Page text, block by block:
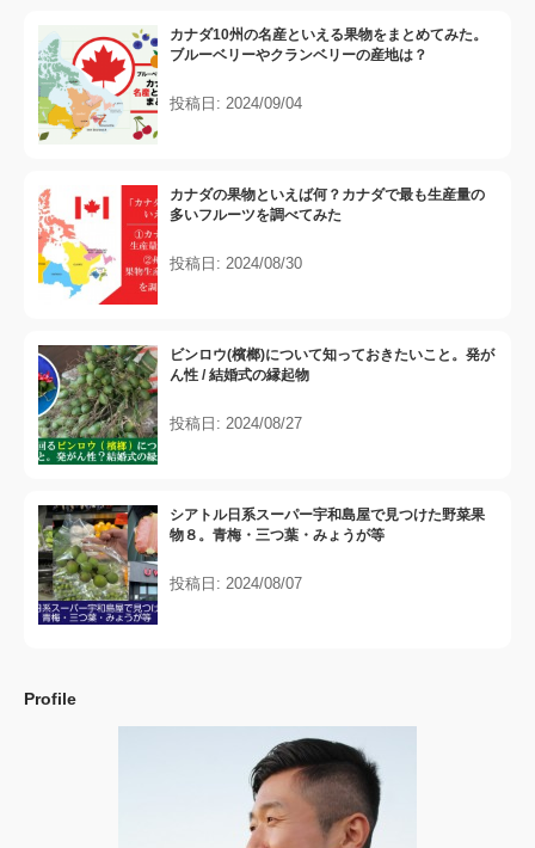
カナダ10州の名産といえる果物をまとめてみた。
ブルーベリーやクランベリーの産地は？
投稿日: 2024/09/04
カナダの果物といえば何？カナダで最も生産量の
多いフルーツを調べてみた
投稿日: 2024/08/30
ビンロウ(檳榔)について知っておきたいこと。発が
ん性 / 結婚式の縁起物
投稿日: 2024/08/27
シアトル日系スーパー宇和島屋で見つけた野菜果
物８。青梅・三つ葉・みょうが等
投稿日: 2024/08/07
Profile